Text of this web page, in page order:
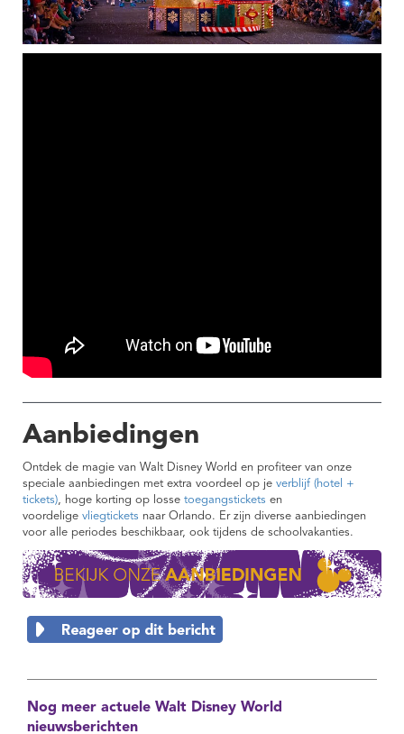
Aanbiedingen
Ontdek de magie van Walt Disney World en profiteer van onze
speciale aanbiedingen met extra voordeel op je verblijf (hotel +
tickets), hoge korting op losse toegangstickets en
voordelige vliegtickets naar Orlando. Er zijn diverse aanbiedingen
voor alle periodes beschikbaar, ook tijdens de schoolvakanties.
Nog meer actuele Walt Disney World
nieuwsberichten